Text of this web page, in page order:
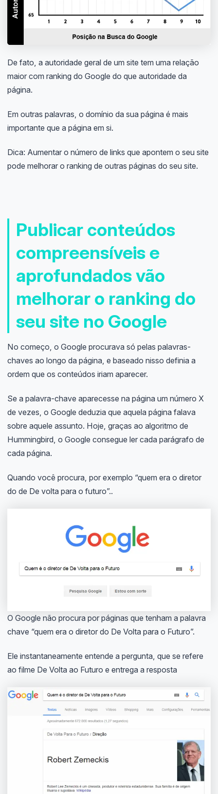
De fato, a autoridade geral de um site tem uma relação
maior com ranking do Google do que autoridade da
página.
Em outras palavras, o domínio da sua página é mais
importante que a página em si.
Dica: Aumentar o número de links que apontem o seu site
pode melhorar o ranking de outras páginas do seu site.
Publicar conteúdos
compreensíveis e
aprofundados vão
melhorar o ranking do
seu site no Google
No começo, o Google procurava só pelas palavras-
chaves ao longo da página, e baseado nisso definia a
ordem que os conteúdos iriam aparecer.
Se a palavra-chave aparecesse na página um número X
de vezes, o Google deduzia que aquela página falava
sobre aquele assunto. Hoje, graças ao algoritmo de
Hummingbird, o Google consegue ler cada parágrafo de
cada página.
Quando você procura, por exemplo “quem era o diretor
do de De volta para o futuro”..
O Google não procura por páginas que tenham a palavra
chave “quem era o diretor do De Volta para o Futuro”.
Ele instantaneamente entende a pergunta, que se refere
ao filme De Volta ao Futuro e entrega a resposta